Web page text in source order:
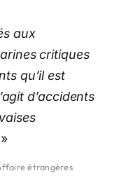
aux
critiques
qu’il est
d’accidents
»
étrangères